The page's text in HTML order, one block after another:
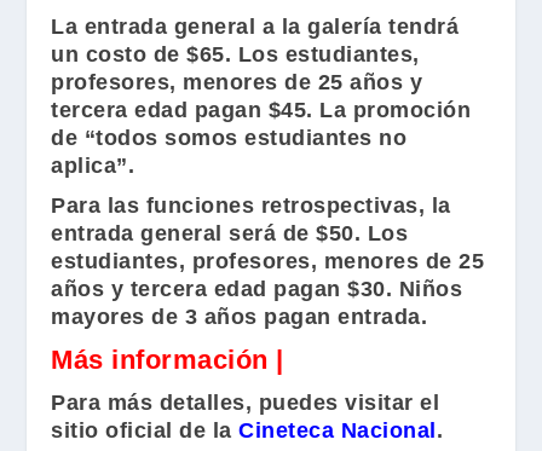
La entrada general a la galería tendrá
un costo de $65. Los estudiantes,
profesores, menores de 25 años y
tercera edad pagan $45. La promoción
de “todos somos estudiantes no
aplica”.
Para las funciones retrospectivas, la
entrada general será de $50. Los
estudiantes, profesores, menores de 25
años y tercera edad pagan $30. Niños
mayores de 3 años pagan entrada.
Más información |
Para más detalles, puedes visitar el
sitio oficial de laCineteca Nacional.